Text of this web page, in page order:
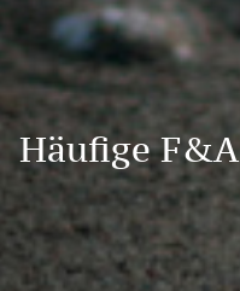
Häufige F&A